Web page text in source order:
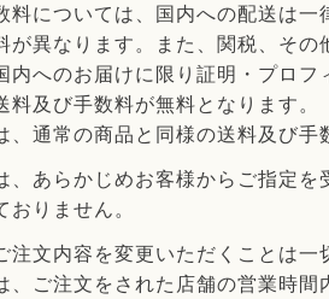
については、国内への配送は一
が異なります。また、関税、そ
内へのお届けに限り証明・プロ
料及び手数料が無料となります
、通常の商品と同様の送料及び手
あらかじめお客様からご指定を
りません。
文内容を変更いただくことは一
、ご注文をされた店舗の営業時間